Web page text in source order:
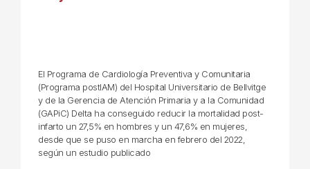
El Programa de Cardiología Preventiva y Comunitaria
(Programa postIAM) del Hospital Universitario de Bellvitge
y de la Gerencia de Atención Primaria y a la Comunidad
(GAPiC) Delta ha conseguido reducir la mortalidad post-
infarto un 27,5% en hombres y un 47,6% en mujeres,
desde que se puso en marcha en febrero del 2022,
según un estudio publicado